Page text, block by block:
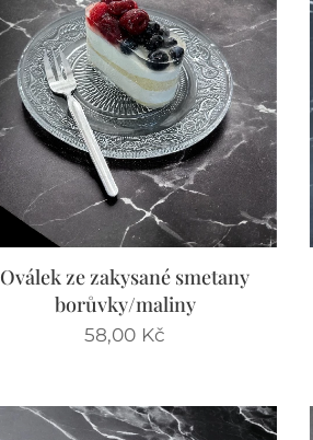
Oválek ze zakysané smetany
borůvky/maliny
58,00 Kč